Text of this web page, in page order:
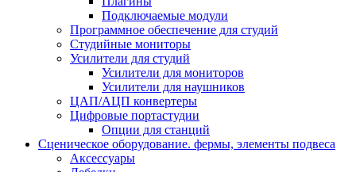
Подключаемые модули
Программное обеспечение для студий
Студийные мониторы
Усилители для студий
Усилители для мониторов
Усилители для наушников
ЦАП/АЦП конвертеры
Цифровые портастудии
Опции для станций
Сценическое оборудование. фермы, элементы подвеса
Аксессуары